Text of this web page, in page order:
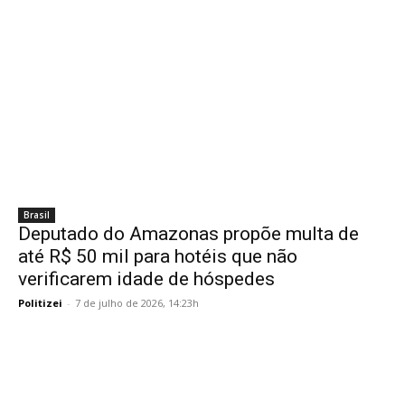
Brasil
Deputado do Amazonas propõe multa de
até R$ 50 mil para hotéis que não
verificarem idade de hóspedes
Politizei - 7 de julho de 2026, 14:23h